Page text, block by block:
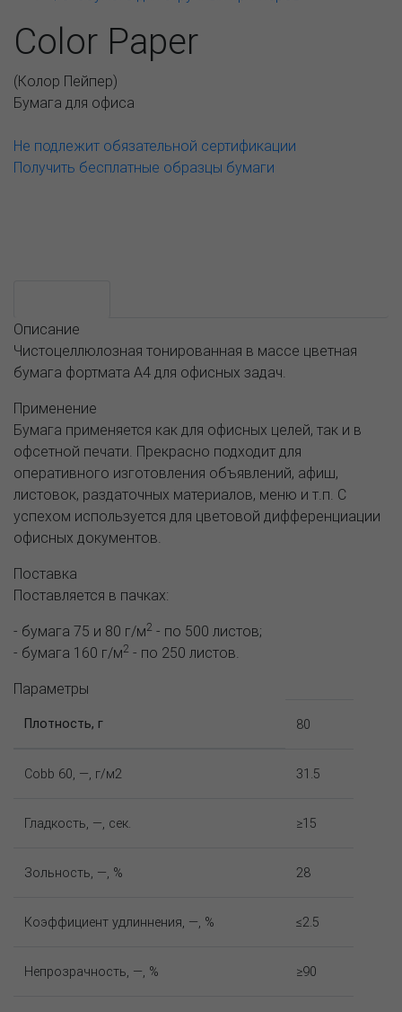
Color Paper
(Колор Пейпер)
Бумага для офиса
Не подлежит обязательной сертификации
Получить бесплатные образцы бумаги
Описание
Чистоцеллюлозная тонированная в массе цветная
бумага фортмата А4 для офисных задач.
Применение
Бумага применяется как для офисных целей, так и в
офсетной печати. Прекрасно подходит для
оперативного изготовления объявлений, афиш,
листовок, раздаточных материалов, меню и т.п. С
успехом используется для цветовой дифференциации
офисных документов.
Поставка
Поставляется в пачках:
- бумага 75 и 80 г/м2 - по 500 листов;
- бумага 160 г/м2 - по 250 листов.
Параметры
Плотность, г 80
Cobb 60, —, г/м2 31.5
Гладкость, —, сек. ≥15
Зольность, —, % 28
Коэффициент удлиннения, —, % ≤2.5
Непрозрачность, —, % ≥90